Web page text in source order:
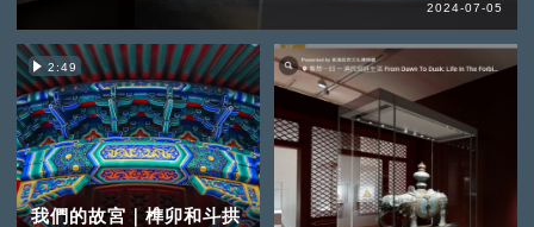
2024-07-05
2:49
我們的故宮｜榫卯和斗拱